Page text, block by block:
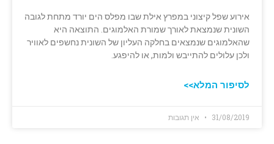
אירוע שפל קיצוני במפרץ אילת שבו מפלס הים יורד מתחת לגובה
השונית שנמצאת לאורך שמורת האלמוגים. התוצאה היא
שהאלמוגים שנמצאים בחלקה העליון של השונית נחשפים לאוויר
ולכן עלולים להתייבש ולמות, או להיפגע.
לסיפור המלא>>
31/08/2019 אין תגובות